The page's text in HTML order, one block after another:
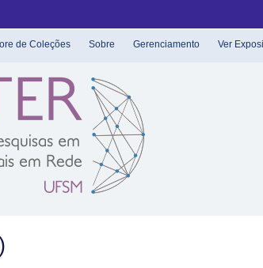
de Coleções Sobre Gerenciamento Ver